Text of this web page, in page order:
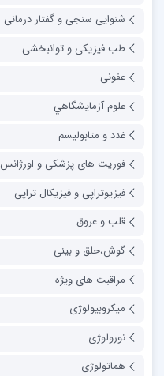
شنوایی سنجی و گفتار درمانی
طب فیزیکی و توانبخشی
عفونی
علوم آزمايشگاهي
غدد و متابولیسم
فوریت های پزشکی و اورژانس
فیزیوتراپی و فیزیکال تراپی
قلب و عروق
گوش،حلق و بینی
مراقبت های ویژه
میکروبیولوژی
نورولوژی
هماتولوژی